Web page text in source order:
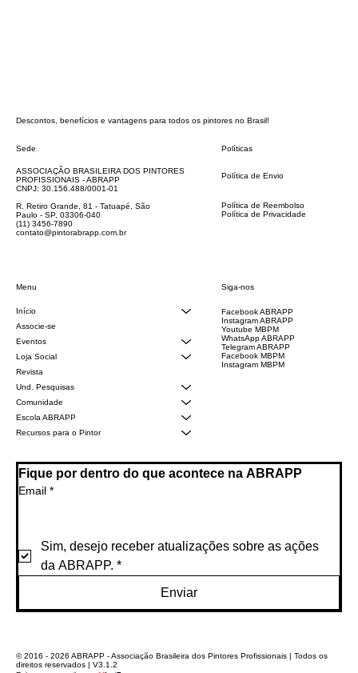
Descontos, benefícios e vantagens para todos os pintores no Brasil!
Sede
ASSOCIAÇÃO BRASILEIRA DOS PINTORES
PROFISSIONAIS - ABRAPP
CNPJ: 30.156.488/0001-01
R. Retiro Grande, 81 - Tatuapé, São
Paulo - SP, 03306-040
(11) 3456-7890
contato@pintorabrapp.com.br
Menu
Início
Associe-se
Eventos
Loja Social
Revista
Und. Pesquisas
Comunidade
Escola ABRAPP
Recursos para o Pintor
Políticas
Política de Envio
Política de Reembolso
Política de Privacidade
Siga-nos
Facebook ABRAPP
Instagram ABRAPP
Youtube MBPM
WhatsApp ABRAPP
Telegram ABRAPP
Facebook MBPM
Instagram MBPM
Fique por dentro do que acontece na ABRAPP
Email *
Sim, desejo receber atualizações sobre as ações
da ABRAPP. *
Enviar
© 2016 - 2026 ABRAPP - Associação Brasileira dos Pintores Profissionais | Todos os
direitos reservados | V3.1.2